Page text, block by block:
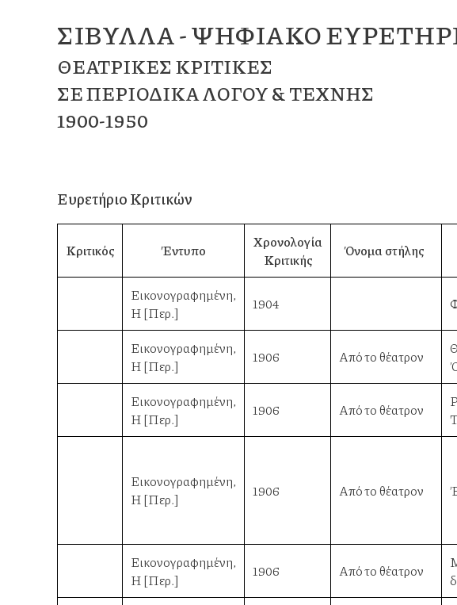
ΣΊΒΥΛΛΑ - ΨΗΦΙΑΚΌ
ΘΕΑΤΡΙΚΈΣ ΚΡΙΤΙΚΈΣ
ΣΕ ΠΕΡΙΟΔΙΚΆ ΛΌΓΟΥ & ΤΈΧΝΗΣ
1900-1950
Ευρετήριο Κριτικών
Κριτικός Έντυπο
Χρονολογία
Κριτικής
Όνομα στήλης
Εικονογραφημένη,
Η [Περ.]
1904
Εικονογραφημένη,
Η [Περ.]
1906 Από το θέατρον
Εικονογραφημένη,
Η [Περ.]
1906 Από το θέατρον
Εικονογραφημένη,
Η [Περ.]
1906 Από το θέατρον
Εικονογραφημένη,
Η [Περ.]
1906 Από το θέατρον